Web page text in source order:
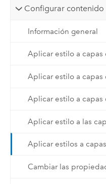
Configurar contenido
Información general
Aplicar estilo a capas
Aplicar estilo a capas
Aplicar estilo a
Aplicar estilo a las
Aplicar estilos a
Cambiar las